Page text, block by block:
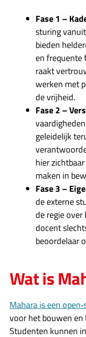
Fase 1 –
sturing
bieden
en frequente
raakt
werken met
de vrijheid.
Fase 2 –
geleidelijk
hier
maken in
Fase 3 –
de externe
de regie
docent
beoordelaar
Wat is
Mahara is een
voor het bouwen en
Studenten kunnen